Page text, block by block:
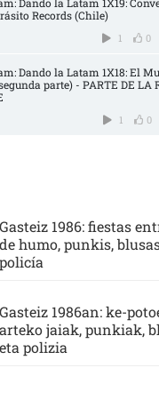
Dando la Latam 1X19:
Records (Chile)
1 0
Dando la Latam 1X18: El
parte) - PARTE DE LA
1 0
Gasteiz 1986: fiestas
de humo, punkis,
policía
Gasteiz 1986an: ke-
arteko jaiak, punkiak,
eta polizia